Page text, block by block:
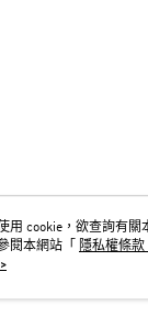
用 cookie，欲查詢有關
閱本網站「
隱私權條款